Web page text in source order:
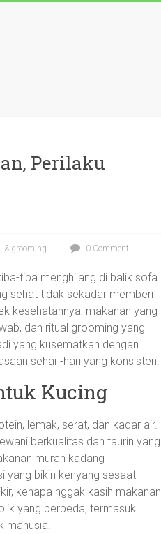
Perilaku
& grooming 0 Comment
tiba menghilang di balik sofa
sehat tidak sekadar memberi
kesehatannya: makanan yang
dan ritual grooming yang
yang kusematkan dengan
sehari-hari yang konsisten.
Kucing
lemak, serat, dan kadar air.
berkualitas dan taurin yang
murah kadang
yang bikin kenyang sesaat
kenapa nggak kasih makanan
yang berbeda, termasuk
manusia.